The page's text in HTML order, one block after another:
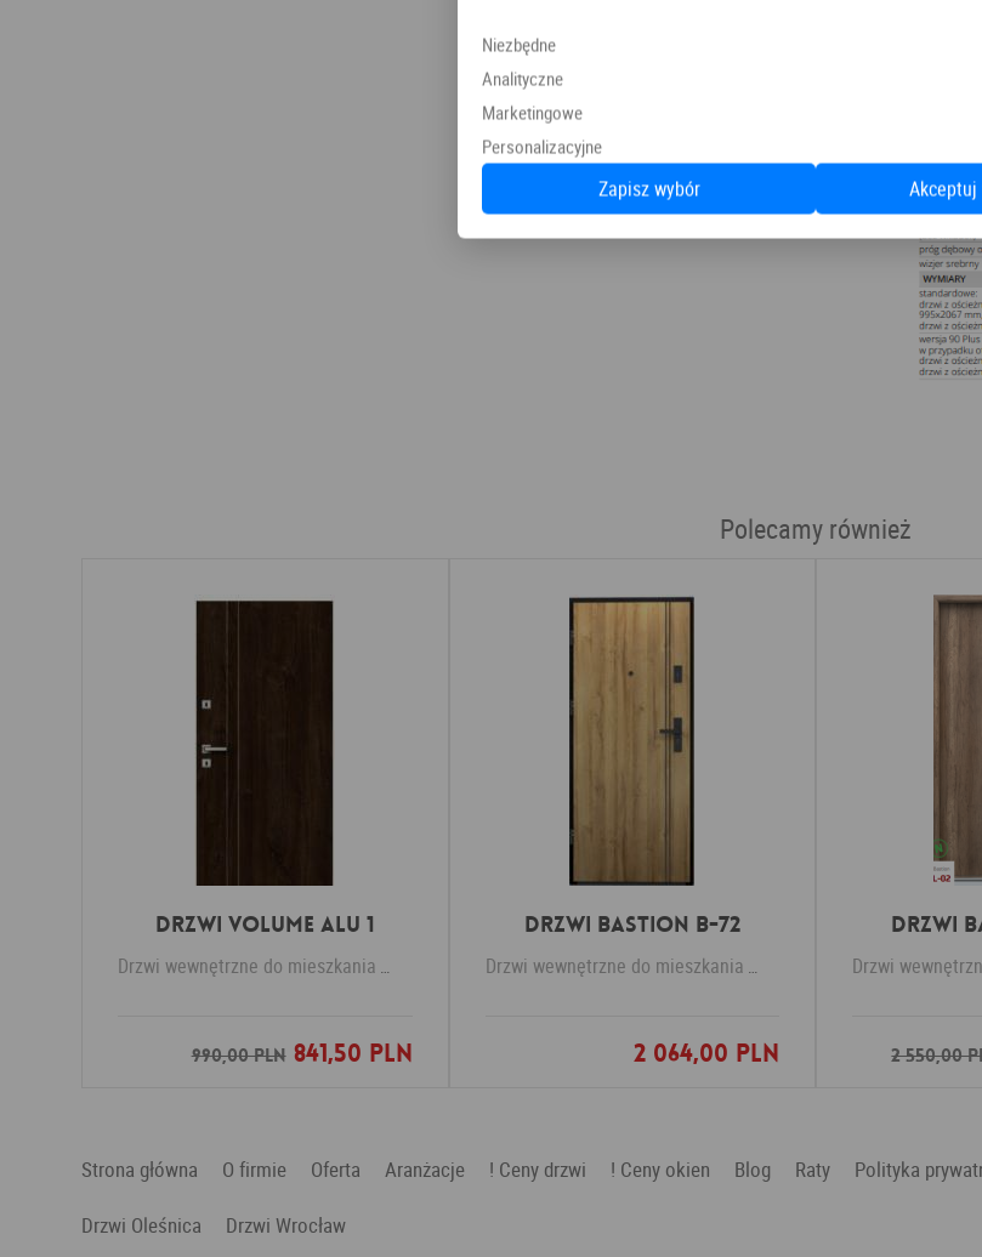
Polecamy również
Drzwi VOLUME ALU 1
Drzwi wewnętrzne do mieszkania PERFECT DOOR
990,00 PLN841,50 PLN
Dodaj do ulubionych
Drzwi Bastion B-72
Drzwi wewnętrzne do mieszkania
2 064,00 PLN
Dodaj do ulubionych
Drzwi
Drzwi
2 550,00
Dodaj
Strona główna O firmie Oferta Aranżacje ! Ceny drzwi ! Ceny okien Blog Raty Polityka
Drzwi Oleśnica
Drzwi Wrocław
Niezbędne
Analityczne
Marketingowe
Personalizacyjne
Zapisz wybór